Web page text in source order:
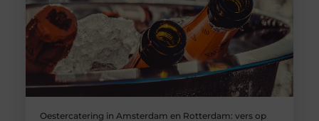
Oestercatering in Amsterdam en Rotterdam: vers op